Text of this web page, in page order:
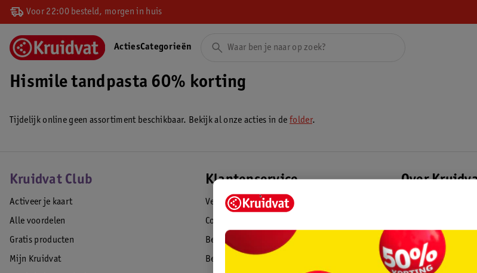
Voor 22:00 besteld, morgen in huis
ActiesCategorieën
Hismile tandpasta 60% korting
Tijdelijk online geen assortiment beschikbaar. Bekijk al onze acties in defolder.
Kruidvat Club
Activeer je kaart
Alle voordelen
Gratis producten
Mijn Kruidvat
Klantenservice
Veelgestelde vragen
Contact
Bestellen & leveren
Betalen
Over
Pers
Winkelformule